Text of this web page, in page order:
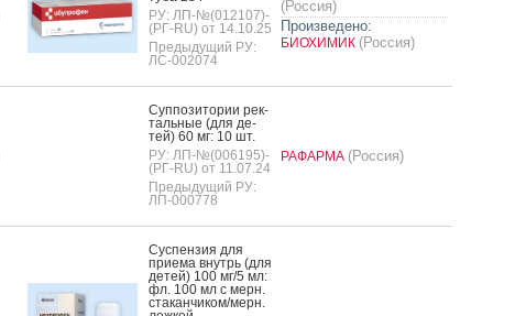
РУ: ЛП-№(012107)-
(РГ-RU) от 14.10.25
Предыдущий РУ:
ЛС-002074
(Россия)
Произведено:
БИОХИМИК (Россия)
Суп­по­зито­рии рек­
таль­ные (для де­
тей) 60 мг: 10 шт.
РУ: ЛП-№(006195)-
(РГ-RU) от 11.07.24
Предыдущий РУ:
ЛП-000778
РАФАРМА (Россия)
Сус­пензия для
при­ема внутрь (для
де­тей) 100 мг/5 мл:
фл. 100 мл с мерн.
ста­кан­чи­ком/мерн.